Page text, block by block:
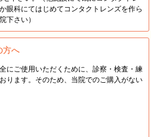
眼科にてはじめてコンタクトレンズを作ら
下さい）
方へ
にご使用いただくために、診察・検査・練
ります。そのため、当院でのご購入がない